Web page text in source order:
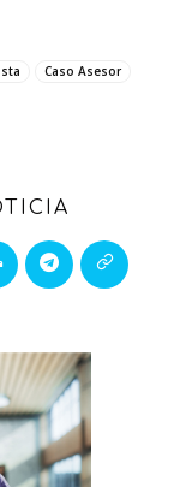
Caso Asesor